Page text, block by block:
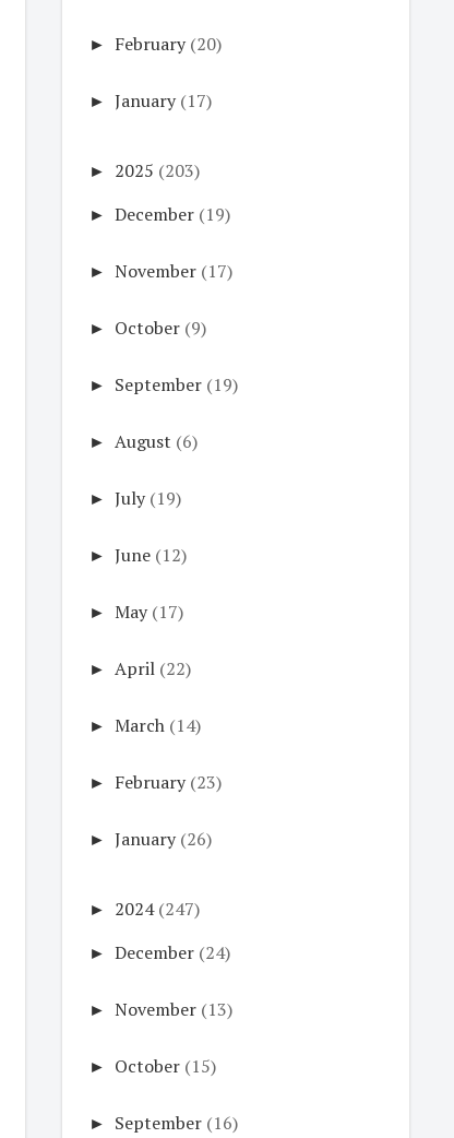
► February (20)
► January (17)
► 2025 (203)
► December (19)
► November (17)
► October (9)
► September (19)
► August (6)
► July (19)
► June (12)
► May (17)
► April (22)
► March (14)
► February (23)
► January (26)
► 2024 (247)
► December (24)
► November (13)
► October (15)
► September (16)